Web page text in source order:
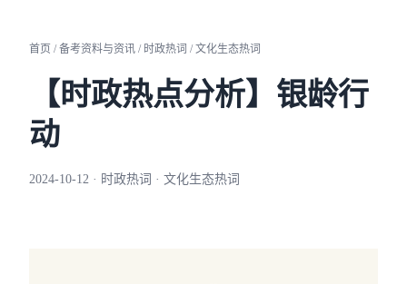
首页 / 备考资料与资讯 / 时政热词 / 文化生态热词
【时政热点分析】银龄行
动
2024-10-12 · 时政热词 · 文化生态热词